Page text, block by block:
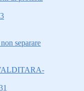
separare